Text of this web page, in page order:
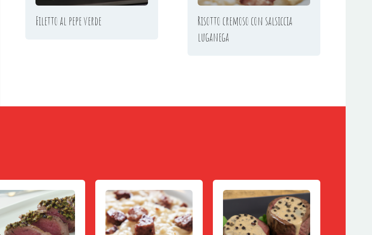
Filetto al pepe verde
Risotto cremoso con salsiccia
luganega